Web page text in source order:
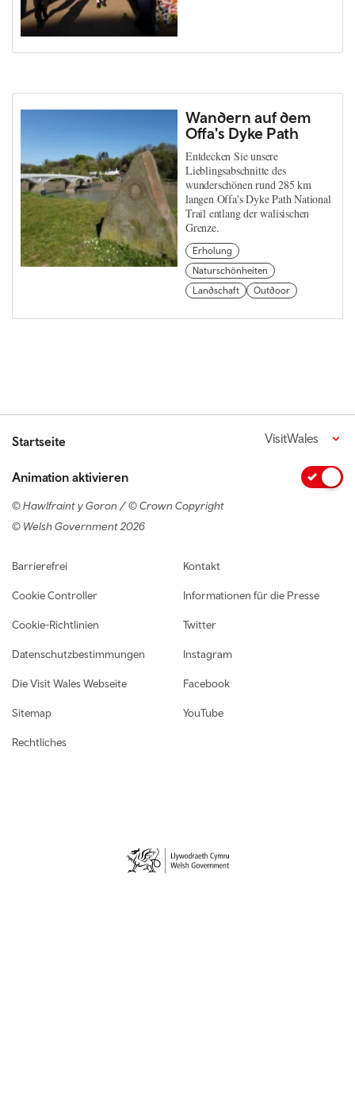
Wandern auf dem
Offa's Dyke Path
Entdecken Sie unsere
Lieblingsabschnitte des
wunderschönen rund 285 km
langen Offa's Dyke Path National
Trail entlang der walisischen
Grenze.
Erholung
Naturschönheiten
Landschaft
Outdoor
Startseite VisitWales
Animation aktivieren
© Hawlfraint y Goron / © Crown Copyright
© Welsh Government 2026
Footer navigation
Barrierefrei
Cookie Controller
Cookie-Richtlinien
Datenschutzbestimmungen
Die Visit Wales Webseite
Sitemap
Rechtliches
Kontakt
Informationen für die Presse
Twitter
Instagram
Facebook
YouTube